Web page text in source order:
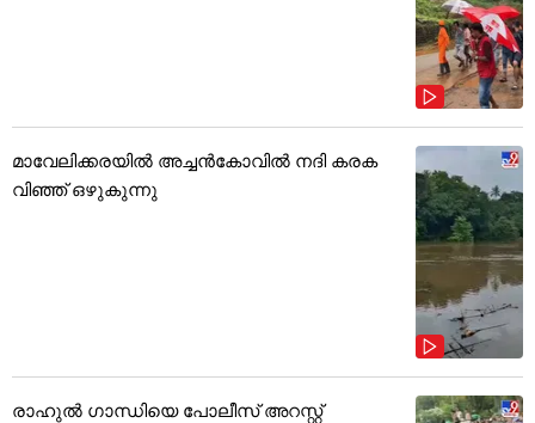
മാവേലിക്കരയിൽ അച്ചൻകോവിൽ നദി കരക
വിഞ്ഞ് ഒഴുകുന്നു
രാഹുൽ ഗാന്ധിയെ പോലീസ് അറസ്റ്റ്